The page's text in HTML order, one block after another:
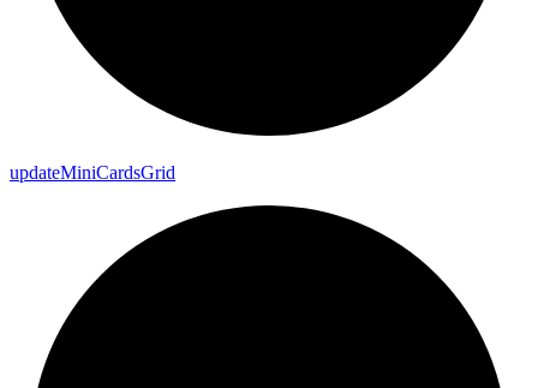
updateMiniCardsGrid